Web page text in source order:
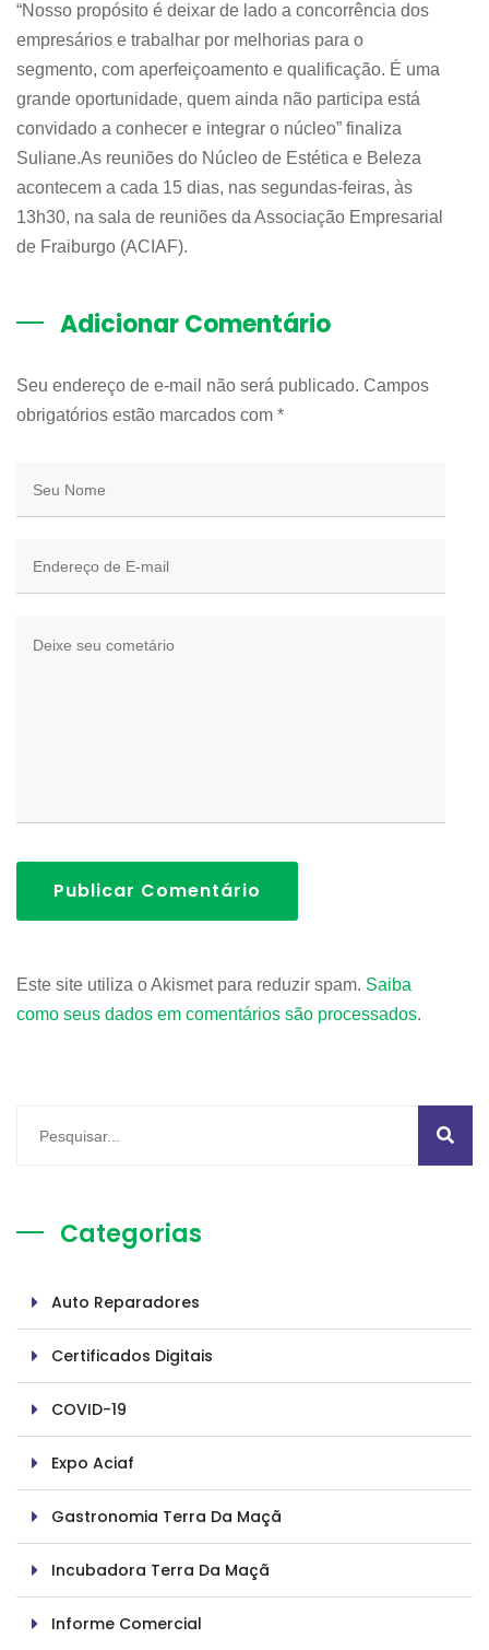
“Nosso propósito é deixar de lado a concorrência dos
empresários e trabalhar por melhorias para o
segmento, com aperfeiçoamento e qualificação. É uma
grande oportunidade, quem ainda não participa está
convidado a conhecer e integrar o núcleo” finaliza
Suliane.As reuniões do Núcleo de Estética e Beleza
acontecem a cada 15 dias, nas segundas-feiras, às
13h30, na sala de reuniões da Associação Empresarial
de Fraiburgo (ACIAF).
Adicionar Comentário
Seu endereço de e-mail não será publicado. Campos
obrigatórios estão marcados com *
Publicar Comentário
Este site utiliza o Akismet para reduzir spam. Saiba
como seus dados em comentários são processados.
Categorias
Auto Reparadores
Certificados Digitais
COVID-19
Expo Aciaf
Gastronomia Terra Da Maçã
Incubadora Terra Da Maçã
Informe Comercial